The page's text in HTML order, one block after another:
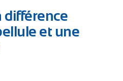
différence
et une